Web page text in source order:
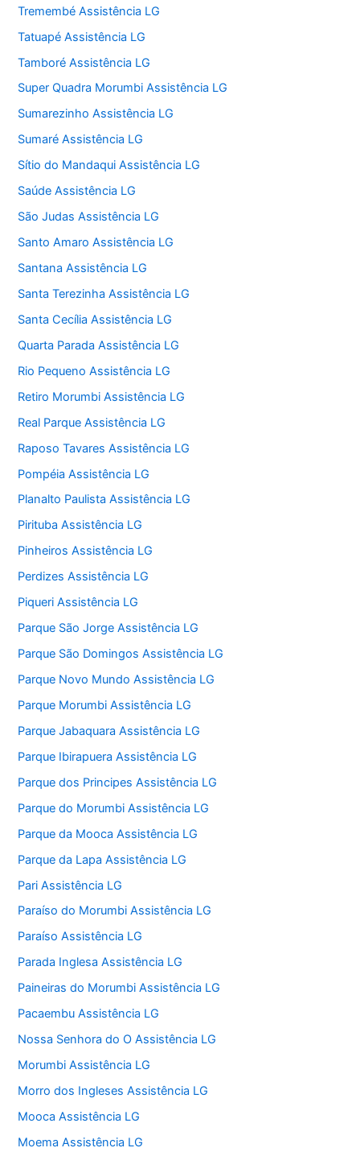
Tremembé Assistência LG
Tatuapé Assistência LG
Tamboré Assistência LG
Super Quadra Morumbi Assistência LG
Sumarezinho Assistência LG
Sumaré Assistência LG
Sítio do Mandaqui Assistência LG
Saúde Assistência LG
São Judas Assistência LG
Santo Amaro Assistência LG
Santana Assistência LG
Santa Terezinha Assistência LG
Santa Cecília Assistência LG
Quarta Parada Assistência LG
Rio Pequeno Assistência LG
Retiro Morumbi Assistência LG
Real Parque Assistência LG
Raposo Tavares Assistência LG
Pompéia Assistência LG
Planalto Paulista Assistência LG
Pirituba Assistência LG
Pinheiros Assistência LG
Perdizes Assistência LG
Piqueri Assistência LG
Parque São Jorge Assistência LG
Parque São Domingos Assistência LG
Parque Novo Mundo Assistência LG
Parque Morumbi Assistência LG
Parque Jabaquara Assistência LG
Parque Ibirapuera Assistência LG
Parque dos Principes Assistência LG
Parque do Morumbi Assistência LG
Parque da Mooca Assistência LG
Parque da Lapa Assistência LG
Pari Assistência LG
Paraíso do Morumbi Assistência LG
Paraíso Assistência LG
Parada Inglesa Assistência LG
Paineiras do Morumbi Assistência LG
Pacaembu Assistência LG
Nossa Senhora do O Assistência LG
Morumbi Assistência LG
Morro dos Ingleses Assistência LG
Mooca Assistência LG
Moema Assistência LG